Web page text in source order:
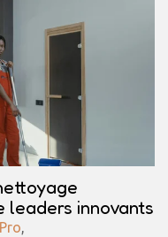
leaders innovants
,